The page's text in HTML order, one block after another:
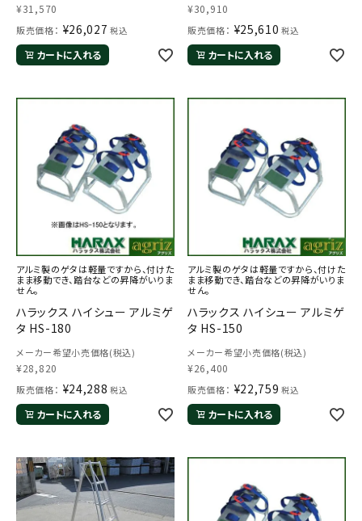
¥31,570
販売価格： ¥26,027 税込
カートに入れる
¥30,910
販売価格： ¥25,610 税込
カートに入れる
アルミ製のゲタは軽量ですから、付けた
まま移動でき、踏台などの昇降がいりま
せん。
ハラックス ハイシュー アルミゲ
タ HS-180
メーカー希望小売価格(税込)
¥28,820
販売価格： ¥24,288 税込
カートに入れる
アルミ製のゲタは軽量ですから、付けた
まま移動でき、踏台などの昇降がいりま
せん。
ハラックス ハイシュー アルミゲ
タ HS-150
メーカー希望小売価格(税込)
¥26,400
販売価格： ¥22,759 税込
カートに入れる